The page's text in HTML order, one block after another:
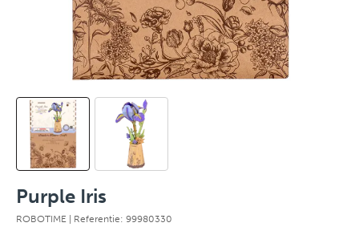
Purple Iris
ROBOTIME | Referentie: 99980330